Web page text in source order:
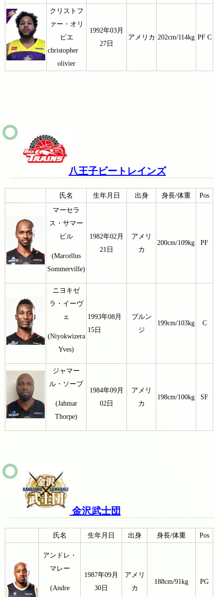
クリストフ
ァー・オリ
ビエ
christopher
olivier
1992年03月
27日
アメリカ 202cm/114kg PF C
八王子ビートレインズ
氏名 生年月日 出身 身長/体重
Pos
マーセラ
ス・サマー
ビル
(Marcellus
Sommerville)
1982年02月
21日
アメリ
カ
200cm/109kg PF
ニヨキゼ
ラ・イーヴ
ェ
(Niyokwizera
Yves)
1993年08月
15日
ブルン
ジ
199cm/103kg C
ジャマー
ル・ソープ
(Jahmar
Thorpe)
1984年09月
02日
アメリ
カ
198cm/100kg SF
金沢武士団
氏名 生年月日 出身 身長/体重 Pos
アンドレ・
マレー
(Andre
1987年09月
30日
アメリ
カ
188cm/91kg PG